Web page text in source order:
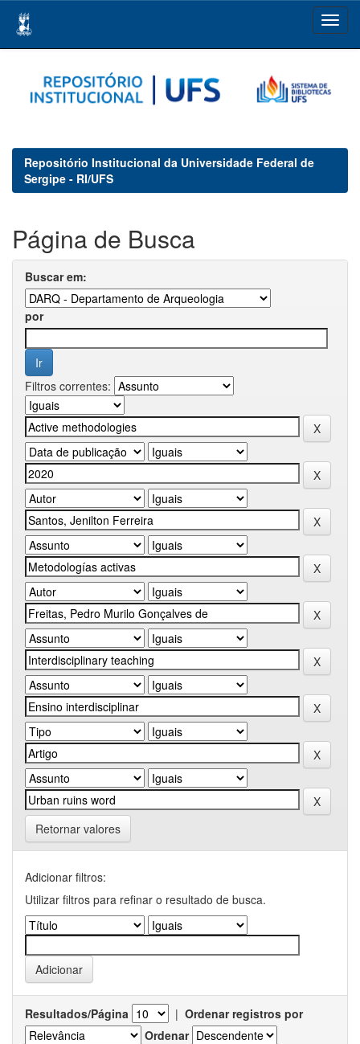
navigation
Repositório Institucional da Universidade Federal de
Sergipe - RI/UFS
Página de Busca
Buscar em:
por
Filtros correntes:
Retornar valores
Adicionar filtros:
Utilizar filtros para refinar o resultado de busca.
Resultados/Página | Ordenar registros por
Ordenar